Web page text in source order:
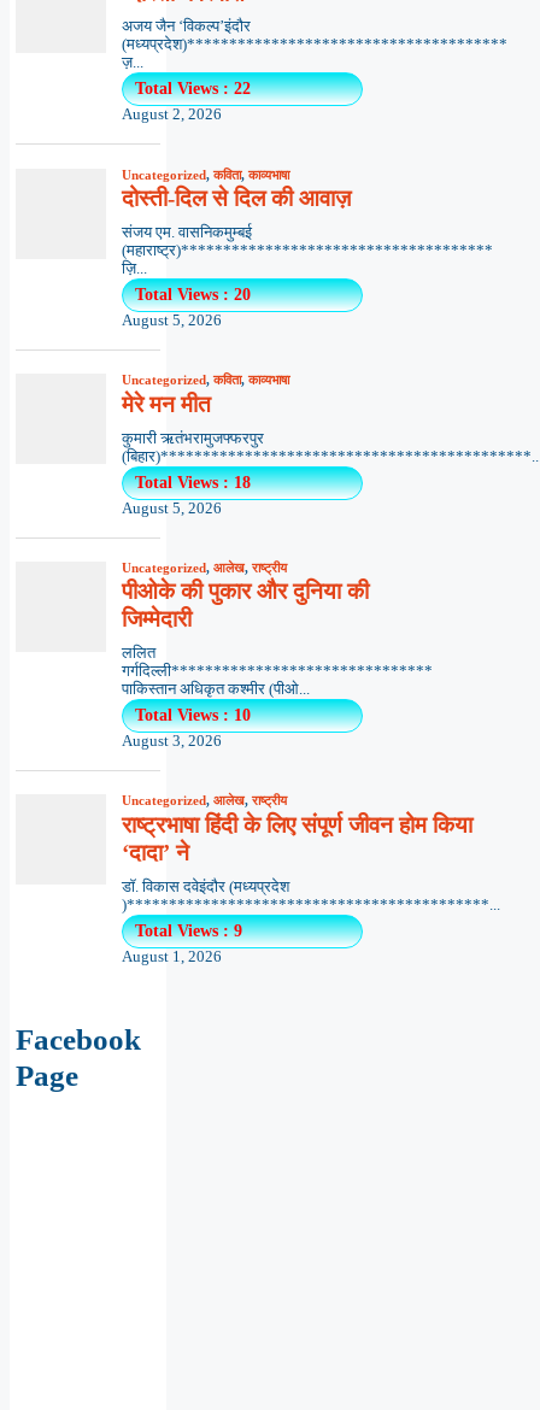
अजय जैन ‘विकल्प’इंदौर
(मध्यप्रदेश)**************************************
ज़...
Total Views : 22
August 2, 2026
Uncategorized,कविता,काव्यभाषा
दोस्ती-दिल से दिल की आवाज़
संजय एम. वासनिकमुम्बई
(महाराष्ट्र)*************************************
ज़ि...
Total Views : 20
August 5, 2026
Uncategorized,कविता,काव्यभाषा
मेरे मन मीत
कुमारी ऋतंभरामुजफ्फरपुर
Total Views : 18
August 5, 2026
Uncategorized, आलेख,राष्ट्रीय
पीओके की पुकार और दुनिया की
जिम्मेदारी
ललित
गर्गदिल्ली*******************************
पाकिस्तान अधिकृत कश्मीर (पीओ...
Total Views : 10
August 3, 2026
Uncategorized, आलेख,राष्ट्रीय
राष्ट्रभाषा हिंदी के लिए संपूर्ण जीवन होम किया
‘दादा’ ने
डॉ. विकास दवेइंदौर (मध्यप्रदेश
)*******************************************...
Total Views : 9
August 1, 2026
Facebook
Page